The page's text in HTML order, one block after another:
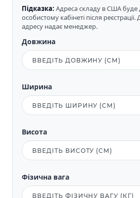
Підказка: Адреса складу в США
особистому кабінеті після
адресу надає менеджер.
Довжина
Ширина
Висота
Фізична вага